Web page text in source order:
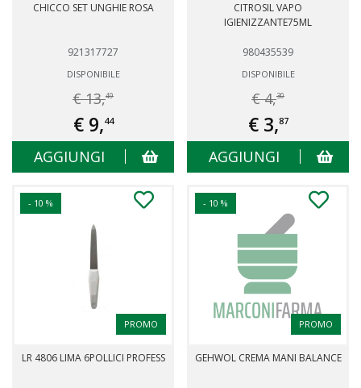
CHICCO SET UNGHIE ROSA
921317727
DISPONIBILE
€ 13,49
€ 9,44
AGGIUNGI
CITROSIL VAPO
IGIENIZZANTE75ML
980435539
DISPONIBILE
€ 4,30
€ 3,87
AGGIUNGI
- 10 %
PROMO
LR 4806 LIMA 6POLLICI PROFESS
- 10 %
PROMO
GEHWOL CREMA MANI BALANCE